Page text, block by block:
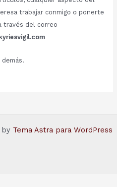
trabajar conmigo o ponerte
través del correo
by Tema Astra para WordPress